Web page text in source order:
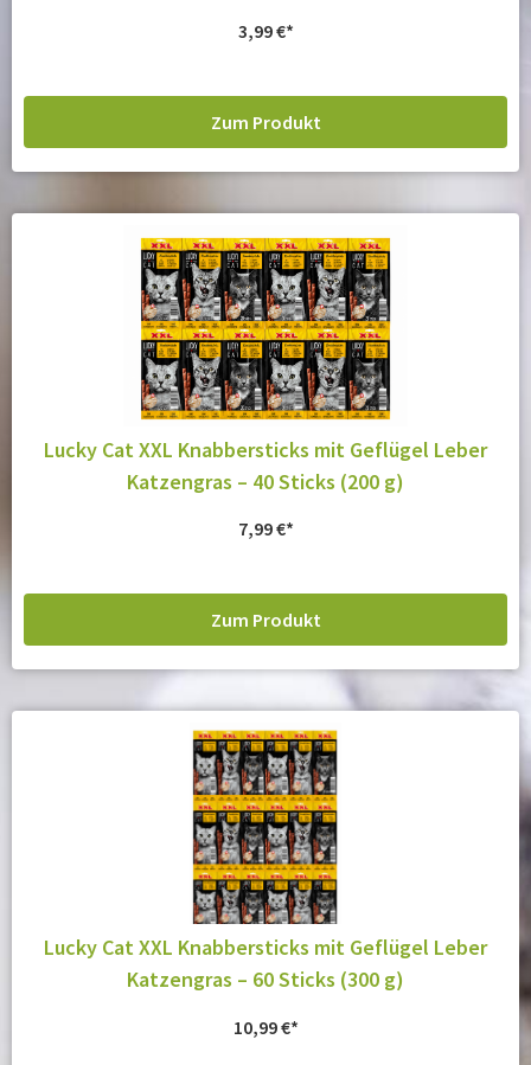
3,99€
Zum Produkt
Lucky Cat XXL Knabbersticks mit Geflügel Leber
Katzengras – 40 Sticks (200 g)
7,99€
Zum Produkt
Lucky Cat XXL Knabbersticks mit Geflügel Leber
Katzengras – 60 Sticks (300 g)
10,99€